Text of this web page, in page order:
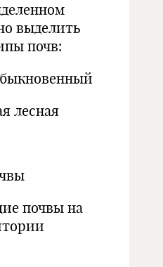
выделить
почв:
лесная
почвы на